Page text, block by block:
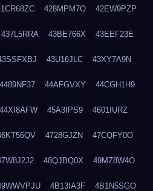
428MPM7O 42EW9PZP
437L5RRA 43BE766X 43EEF23E
43U16JLC 43XY7A9N
4489NF37 44AFGVXY 44CGH1H9
44XI8AFW 45A3IPS9 4601IURZ
4728GJZN 47CQFY0O
48QJBQ0X 49MZ8W4O
4B13IA3F 4B1N5SGO